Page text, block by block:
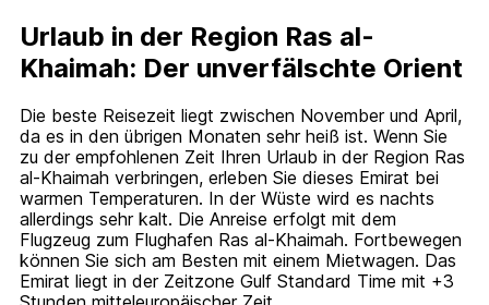
Urlaub in der Region Ras al-
Khaimah: Der unverfälschte Orient
Die beste Reisezeit liegt zwischen November und April,
da es in den übrigen Monaten sehr heiß ist. Wenn Sie
zu der empfohlenen Zeit Ihren Urlaub in der Region Ras
al-Khaimah verbringen, erleben Sie dieses Emirat bei
warmen Temperaturen. In der Wüste wird es nachts
allerdings sehr kalt. Die Anreise erfolgt mit dem
Flugzeug zum Flughafen Ras al-Khaimah. Fortbewegen
können Sie sich am Besten mit einem Mietwagen. Das
Emirat liegt in der Zeitzone Gulf Standard Time mit +3